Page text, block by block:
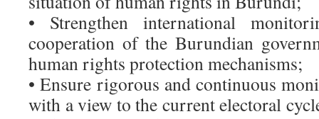
• Strengthen international
cooperation of the Burundian
human rights protection mechanisms;
• Ensure rigorous and continuous
with a view to the current electoral